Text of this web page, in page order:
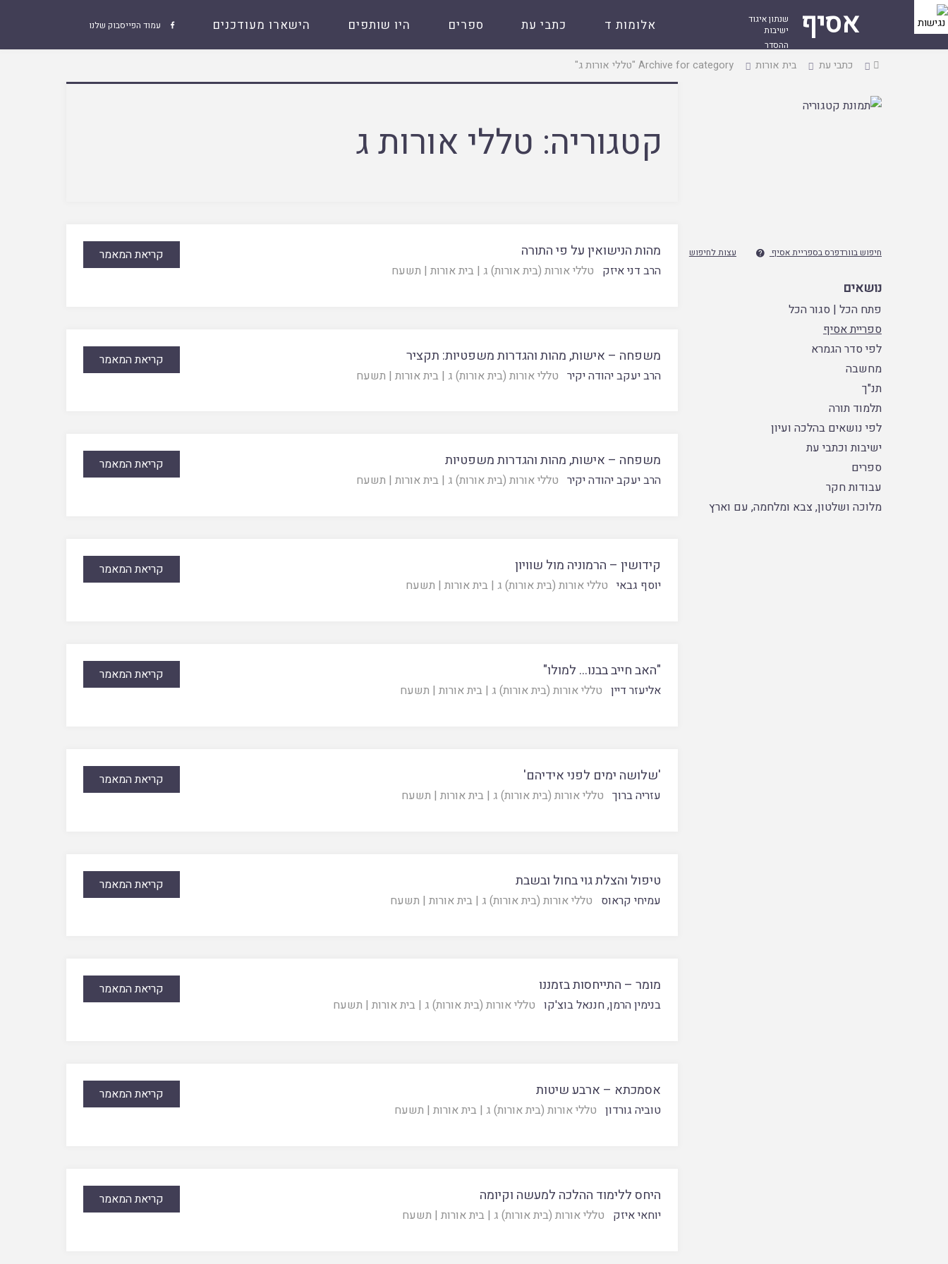
אסיף
שנתון איגוד
ישיבות
ההסדר
 עמוד הפייסבוק שלנו אלומות ד כתבי עת ספרים היו שותפים הישארו מעודכנים
עמודכתבי עת בית אורות Archive for category "טללי אורות ג"
חיפוש בוורדפרס בספריית אסיף  עצות לחיפוש
נושאים
פתח הכל |סגור הכל
ספריית אסיף
לפי סדר הגמרא
מחשבה
תנ"ך
תלמוד תורה
לפי נושאים בהלכה ועיון
ישיבות וכתבי עת
ספרים
עבודות חקר
מלוכה ושלטון, צבא ומלחמה, עם וארץ
קטגוריה: טללי אורות ג
מהות הנישואין על פי התורה
הרב דני איזק טללי אורות (בית אורות) ג |בית אורות | תשעח
קריאת המאמר
משפחה – אישות, מהות והגדרות משפטיות: תקציר
הרב יעקב יהודה יקיר טללי אורות (בית אורות) ג |בית אורות | תשעח
קריאת המאמר
משפחה – אישות, מהות והגדרות משפטיות
הרב יעקב יהודה יקיר טללי אורות (בית אורות) ג |בית אורות | תשעח
קריאת המאמר
קידושין – הרמוניה מול שוויון
יוסף גבאי טללי אורות (בית אורות) ג |בית אורות | תשעח
קריאת המאמר
"האב חייב בבנו… למולו"
אליעזר דיין טללי אורות (בית אורות) ג |בית אורות | תשעח
קריאת המאמר
'שלושה ימים לפני אידיהם'
עזריה ברוך טללי אורות (בית אורות) ג |בית אורות | תשעח
קריאת המאמר
טיפול והצלת גוי בחול ובשבת
עמיחי קראוס טללי אורות (בית אורות) ג |בית אורות | תשעח
קריאת המאמר
מומר – התייחסות בזמננו
בנימין הרמן,חננאל בוצ'קו טללי אורות (בית אורות) ג |בית אורות | תשעח
קריאת המאמר
אסמכתא – ארבע שיטות
טוביה גורדון טללי אורות (בית אורות) ג |בית אורות | תשעח
קריאת המאמר
היחס ללימוד ההלכה למעשה וקיומה
יוחאי איזק טללי אורות (בית אורות) ג |בית אורות | תשעח
קריאת המאמר